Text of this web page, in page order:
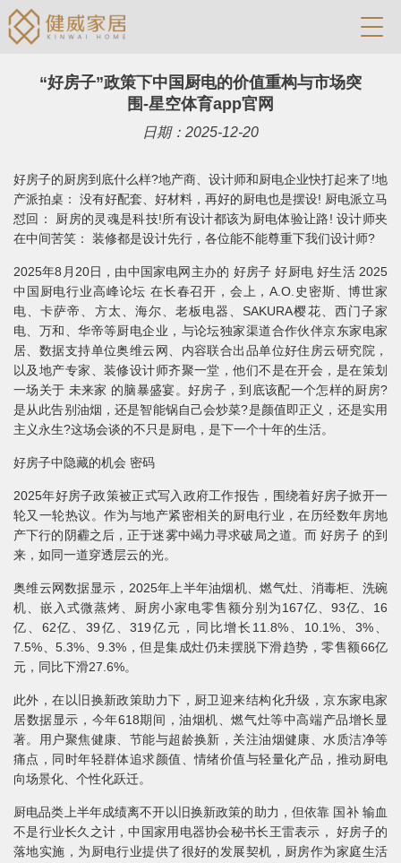
“好房子”政策下中国厨电的价值重构与市场突
围-星空体育app官网
日期：2025-12-20
好房子的厨房到底什么样?地产商、设计师和厨电企业快打起来了!地
产派拍桌： 没有好配套、好材料，再好的厨电也是摆设! 厨电派立马
怼回： 厨房的灵魂是科技!所有设计都该为厨电体验让路! 设计师夹
在中间苦笑： 装修都是设计先行，各位能不能尊重下我们设计师?
2025年8月20日，由中国家电网主办的 好房子 好厨电 好生活 2025
中国厨电行业高峰论坛 在长春召开，会上，A.O.史密斯、博世家
电、卡萨帝、方太、海尔、老板电器、SAKURA樱花、西门子家
电、万和、华帝等厨电企业，与论坛独家渠道合作伙伴京东家电家
居、数据支持单位奥维云网、内容联合出品单位好住房云研究院，
以及地产专家、装修设计师齐聚一堂，他们不是在开会，是在策划
一场关于 未来家 的脑暴盛宴。好房子，到底该配一个怎样的厨房?
是从此告别油烟，还是智能锅自己会炒菜?是颜值即正义，还是实用
主义永生?这场会谈的不只是厨电，是下一个十年的生活。
好房子中隐藏的机会 密码
2025年好房子政策被正式写入政府工作报告，围绕着好房子掀开一
轮又一轮热议。作为与地产紧密相关的厨电行业，在历经数年房地
产下行的阴霾之后，正于迷雾中竭力寻求破局之道。而 好房子 的到
来，如同一道穿透层云的光。
奥维云网数据显示，2025年上半年油烟机、燃气灶、消毒柜、洗碗
机、嵌入式微蒸烤、厨房小家电零售额分别为167亿、93亿、16
亿、62亿、39亿、319亿元，同比增长11.8%、10.1%、3%、
7.5%、5.3%、9.3%，但是集成灶仍未摆脱下滑趋势，零售额66亿
元，同比下滑27.6%。
此外，在以旧换新政策助力下，厨卫迎来结构化升级，京东家电家
居数据显示，今年618期间，油烟机、燃气灶等中高端产品增长显
著。用户聚焦健康、节能与超龄换新，关注油烟健康、水质洁净等
痛点，同时年轻群体追求颜值、情绪价值与轻量化产品，推动厨电
向场景化、个性化跃迁。
厨电品类上半年成绩离不开以旧换新政策的助力，但依靠 国补 输血
不是行业长久之计，中国家用电器协会秘书长王雷表示， 好房子的
落地实施，为厨电行业提供了很好的发展契机，厨房作为家庭生活